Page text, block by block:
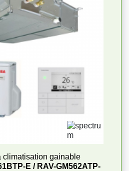
climatisation gainable
E / RAV-GM562ATP-